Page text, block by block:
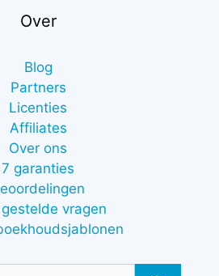
Over
Blog
Partners
Licenties
Affiliates
Over ons
7 garanties
vragen